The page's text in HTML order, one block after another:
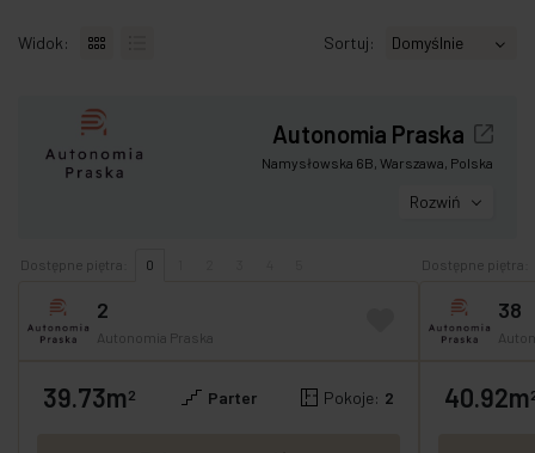
Widok: Sortuj:
Autonomia Praska
Namysłowska 6B, Warszawa, Polska
Rozwiń
Dostępne piętra: 0
2
Autonomia Praska
GOTOWE OFERTA SPECJALNA
39.73m2 Parter Pokoje: 2
Dostępne piętra:
38
GOTOWE
40.92m